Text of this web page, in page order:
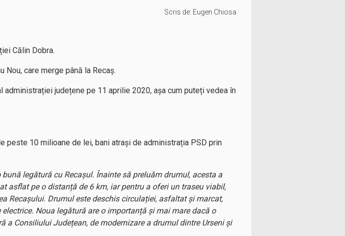
Scris de: Eugen Chiosa
Călin Dobra.
care merge până la Recaș.
județene pe 11 aprilie 2020, așa cum puteți vedea în
10 milioane de lei, bani atrași de administrația PSD prin
legătură cu Recașul. Înainte să preluăm drumul, acesta a
asflat pe o distanță de 6 km, iar pentru a oferi un traseu viabil,
Recașului. Drumul este deschis circulației, asfaltat și marcat,
Noua legătură are o importanță și mai mare dacă o
Consiliului Județean, de modernizare a drumul dintre Urseni și